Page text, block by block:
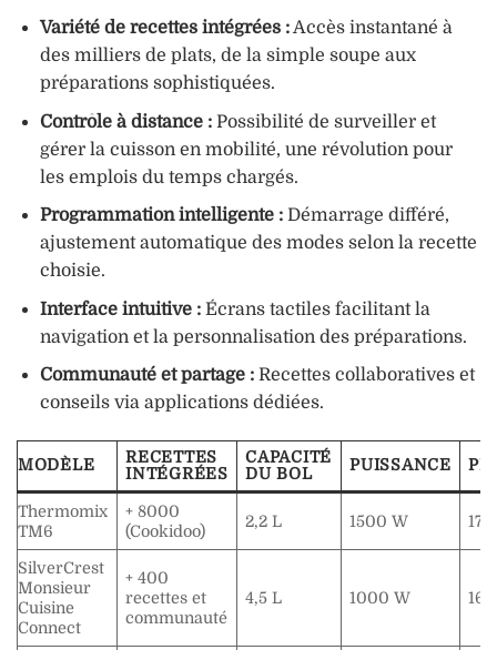
Variété de recettes intégrées :Accès instantané à
des milliers de plats, de la simple soupe aux
préparations sophistiquées.
Contrôle à distance :Possibilité de surveiller et
gérer la cuisson en mobilité, une révolution pour
les emplois du temps chargés.
Programmation intelligente :Démarrage différé,
ajustement automatique des modes selon la recette
choisie.
Interface intuitive :Écrans tactiles facilitant la
navigation et la personnalisation des préparations.
Communauté et partage :Recettes collaboratives et
conseils via applications dédiées.
MODÈLE
RECETTES
INTÉGRÉES
CAPACITÉ
DU BOL
PUISSANCE
Thermomix
TM6
+ 8000
(Cookidoo)
2,2 L 1500 W 17
SilverCrest
Monsieur
Cuisine
Connect
+ 400
recettes et
communauté
4,5 L 1000 W 16